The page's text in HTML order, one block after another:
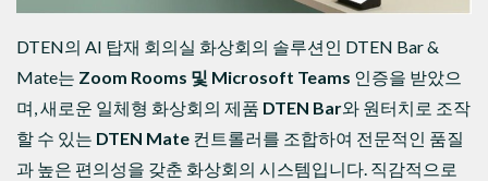
DTEN의 AI 탑재 회의실 화상회의 솔루션인 DTEN Bar &
Mate는 Zoom Rooms 및 Microsoft Teams 인증을 받았으
며, 새로운 일체형 화상회의 제품 DTEN Bar와 원터치로 조작
할 수 있는 DTEN Mate 컨트롤러를 조합하여 전문적인 품질
과 높은 편의성을 갖춘 화상회의 시스템입니다. 직감적으로